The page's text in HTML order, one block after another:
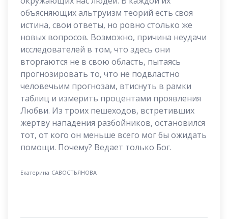
объясняющих альтруизм теорий есть своя
истина, свои ответы, но ровно столько же
новых вопросов. Возможно, причина неудачи
исследователей в том, что здесь они
вторгаются не в свою область, пытаясь
прогнозировать то, что не подвластно
человечьим прогнозам, втиснуть в рамки
таблиц и измерить процентами проявления
Любви. Из троих пешеходов, встретивших
жертву нападения разбойников, остановился
тот, от кого он меньше всего мог бы ожидать
помощи. Почему? Ведает только Бог.
Екатерина САВОСТЬЯНОВА